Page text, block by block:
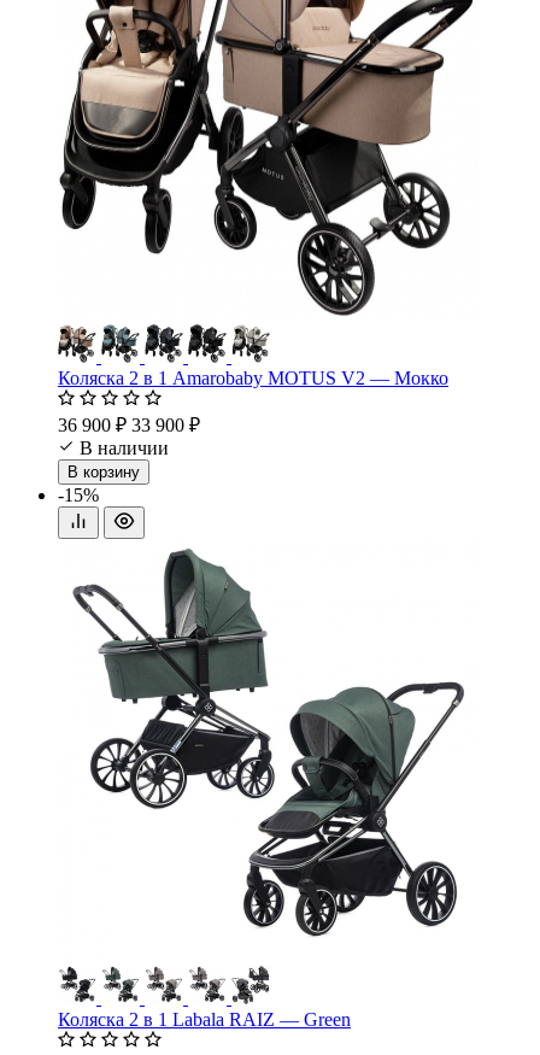
Коляска 2 в 1 Amarobaby MOTUS V2 — Мокко
36 900 ₽ 33 900 ₽
В наличии
В корзину
-15%
Коляска 2 в 1 Labala RAIZ — Green